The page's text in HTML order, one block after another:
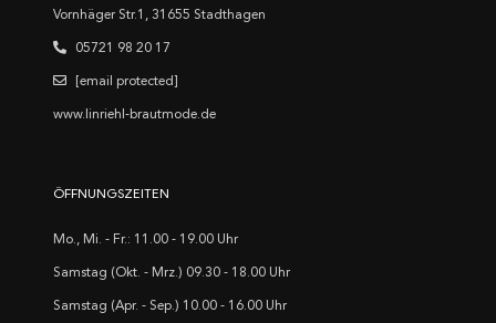
Vornhäger Str.1, 31655 Stadthagen
05721 98 20 17
[email protected]
www.linriehl-brautmode.de
ÖFFNUNGSZEITEN
Mo., Mi. - Fr.: 11.00 - 19.00 Uhr
Samstag (Okt. - Mrz.) 09.30 - 18.00 Uhr
Samstag (Apr. - Sep.) 10.00 - 16.00 Uhr